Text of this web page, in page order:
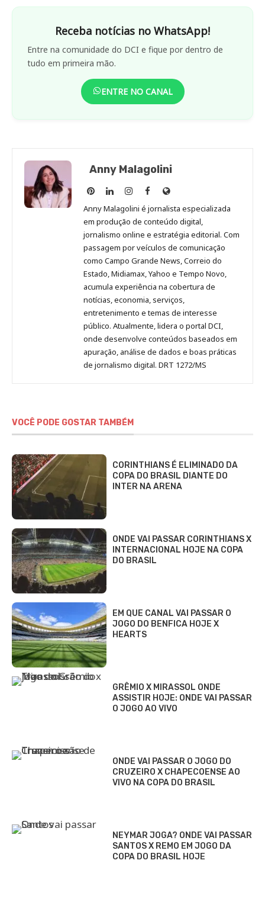
Receba notícias no WhatsApp!
Entre na comunidade do DCI e fique por dentro de
tudo em primeira mão.
ENTRE NO CANAL
Anny Malagolini
Anny
Malagolini
no
Pinterest
Anny
Malagolini
no
LinkedIn
Anny
Malagolini
no
Instagram
Anny
Malagolini
no
Facebook
Site
de
Anny
Malagolini
Anny Malagolini é jornalista especializada
em produção de conteúdo digital,
jornalismo online e estratégia editorial. Com
passagem por veículos de comunicação
como Campo Grande News, Correio do
Estado, Midiamax, Yahoo e Tempo Novo,
acumula experiência na cobertura de
notícias, economia, serviços,
entretenimento e temas de interesse
público. Atualmente, lidera o portal DCI,
onde desenvolve conteúdos baseados em
apuração, análise de dados e boas práticas
de jornalismo digital. DRT 1272/MS
VOCÊ PODE GOSTAR TAMBÉM
CORINTHIANS É ELIMINADO DA
COPA DO BRASIL DIANTE DO
INTER NA ARENA
ONDE VAI PASSAR CORINTHIANS X
INTERNACIONAL HOJE NA COPA
DO BRASIL
EM QUE CANAL VAI PASSAR O
JOGO DO BENFICA HOJE X
HEARTS
GRÊMIO X MIRASSOL ONDE
ASSISTIR HOJE: ONDE VAI PASSAR
O JOGO AO VIVO
ONDE VAI PASSAR O JOGO DO
CRUZEIRO X CHAPECOENSE AO
VIVO NA COPA DO BRASIL
NEYMAR JOGA? ONDE VAI PASSAR
SANTOS X REMO EM JOGO DA
COPA DO BRASIL HOJE